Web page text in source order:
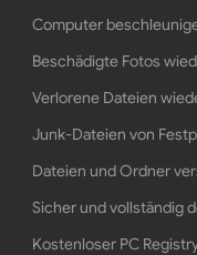
Computer
Beschädigte Fotos
Verlorene Dateien
Junk-Dateien von
Dateien und Ordner
Sicher und vollständig
Kostenloser PC